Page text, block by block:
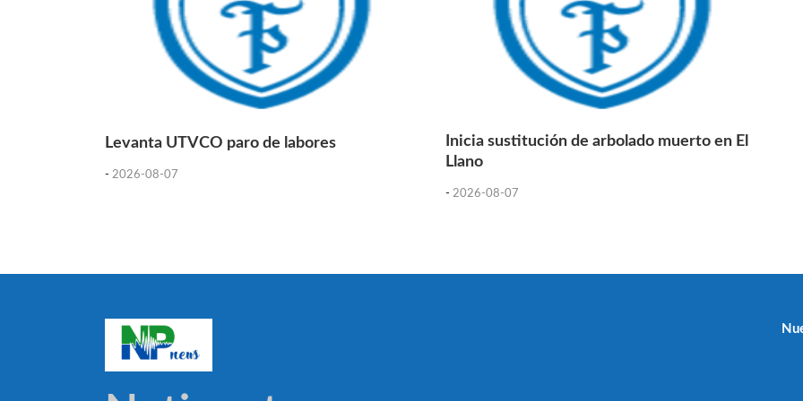
Levanta UTVCO paro de labores
- 2026-08-07
Inicia sustitución de arbolado muerto en El
Llano
- 2026-08-07